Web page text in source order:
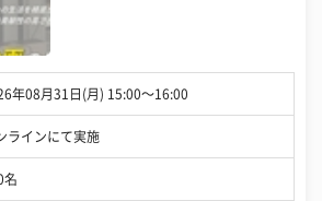
年08月31日(月) 15:00〜16:00
ラインにて実施
名